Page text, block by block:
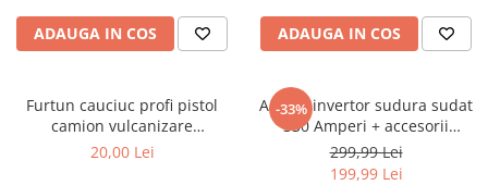
Chei
Chei combinate/inelare/cu clichet
Chei tubulare
ADAUGA IN COS ADAUGA IN COS
Furtun cauciuc profi pistol
camion vulcanizare
pneumatic compresor aer
20,00 Lei
-33%
Aparat invertor sudura sudat
330 Amperi + accesorii
(KD1781)
299,99 Lei
199,99 Lei